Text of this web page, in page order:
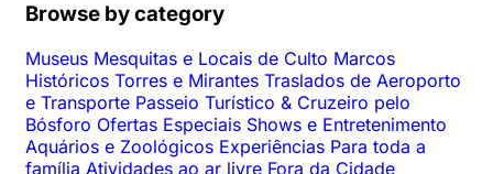
Browse by category
Museus Mesquitas e Locais de Culto Marcos
Históricos Torres e Mirantes Traslados de Aeroporto
e Transporte Passeio Turístico & Cruzeiro pelo
Bósforo Ofertas Especiais Shows e Entretenimento
Aquários e Zoológicos Experiências Para toda a
família Atividades ao ar livre Fora da Cidade